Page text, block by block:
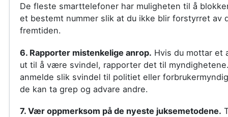
De fleste smarttelefoner har muligheten til å
et bestemt nummer slik at du ikke blir forstyrret av
fremtiden.
6. Rapporter mistenkelige anrop. Hvis du mottar et
ut til å være svindel, rapporter det til
anmelde slik svindel til politiet eller
de kan ta grep og advare andre.
7. Vær oppmerksom på de nyeste juksemetodene.